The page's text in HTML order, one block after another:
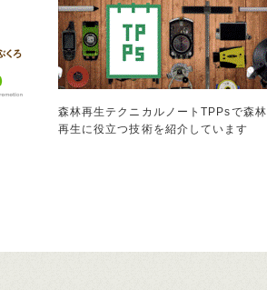
森林再生テクニカルノートTPPsで森林
再生に役立つ技術を紹介しています